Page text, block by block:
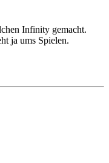
Infinity gemacht.
ja ums Spielen.